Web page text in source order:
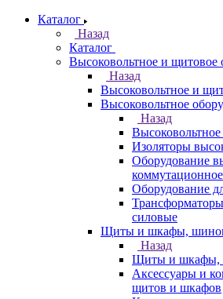
Каталог
Назад
Каталог
Высоковольтное и щитовое
Назад
Высоковольтное и
Высоковольтное
Назад
Изоляторы
Оборудование
коммутационное
Оборудование
силовые
Щиты и шкафы,
Назад
Щиты и шкафы,
Аксессуары и
щитов и шкафов